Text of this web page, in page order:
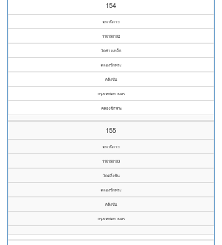
154
มหานิกาย
110190102
วัดช่างเหล็ก
คลองชักพระ
ตลิ่งชัน
กรุงเทพมหานคร
คลองชักพระ
155
มหานิกาย
110190103
วัดตลิ่งชัน
คลองชักพระ
ตลิ่งชัน
กรุงเทพมหานคร